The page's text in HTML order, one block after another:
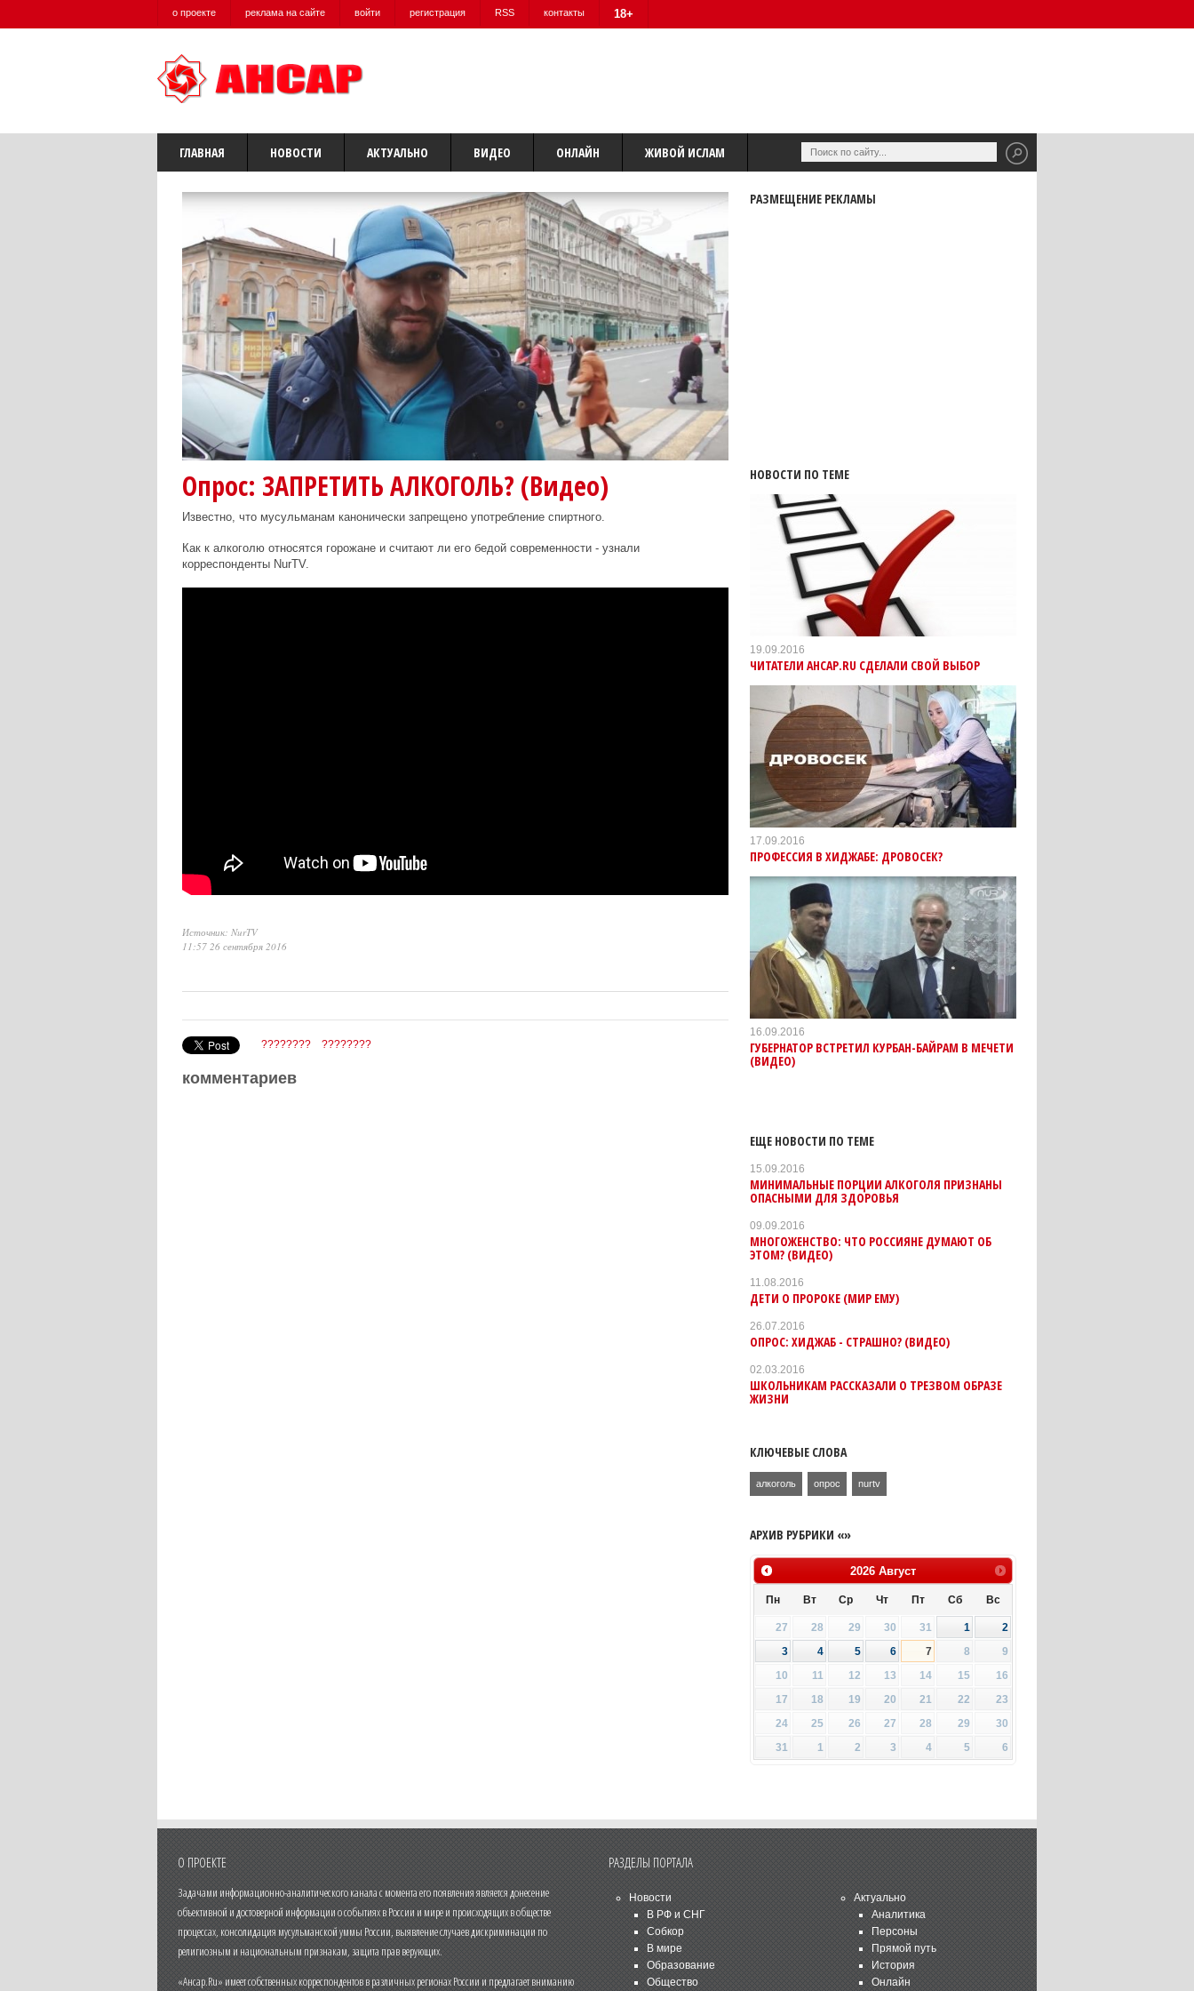
о проекте реклама на сайте войти регистрация RSS контакты 18+
ГЛАВНАЯ НОВОСТИ АКТУАЛЬНО ВИДЕО ОНЛАЙН ЖИВОЙ ИСЛАМ
Опрос: ЗАПРЕТИТЬ АЛКОГОЛЬ? (Видео)
Известно, что мусульманам канонически запрещено употребление спиртного.
Как к алкоголю относятся горожане и считают ли его бедой современности - узнали
корреспонденты NurTV.
Источник: NurTV
11:57 26 сентября 2016
???????? ????????
комментариев
РАЗМЕЩЕНИЕ РЕКЛАМЫ
НОВОСТИ ПО ТЕМЕ
19.09.2016
ЧИТАТЕЛИ АНСАР.RU СДЕЛАЛИ СВОЙ ВЫБОР
17.09.2016
ПРОФЕССИЯ В ХИДЖАБЕ: ДРОВОСЕК?
16.09.2016
ГУБЕРНАТОР ВСТРЕТИЛ КУРБАН-БАЙРАМ В МЕЧЕТИ
(ВИДЕО)
ЕЩЕ НОВОСТИ ПО ТЕМЕ
15.09.2016
МИНИМАЛЬНЫЕ ПОРЦИИ АЛКОГОЛЯ ПРИЗНАНЫ
ОПАСНЫМИ ДЛЯ ЗДОРОВЬЯ
09.09.2016
МНОГОЖЕНСТВО: ЧТО РОССИЯНЕ ДУМАЮТ ОБ
ЭТОМ? (ВИДЕО)
11.08.2016
ДЕТИ О ПРОРОКЕ (МИР ЕМУ)
26.07.2016
ОПРОС: ХИДЖАБ - СТРАШНО? (ВИДЕО)
02.03.2016
ШКОЛЬНИКАМ РАССКАЗАЛИ О ТРЕЗВОМ ОБРАЗЕ
ЖИЗНИ
КЛЮЧЕВЫЕ СЛОВА
алкоголь опрос nurtv
АРХИВ РУБРИКИ «»
2026 Август
Пн Вт Ср Чт Пт Сб Вс
27 28 29 30 31 1
2
3
4 5 6 7 8
9
10
11 12 13 14 15
16
17
18 19 20 21 22
23
24
25 26 27 28 29
30
31
1 2 3 4 5 6
О ПРОЕКТЕ
Задачами информационно-аналитического канала с момента его появления является донесение
объективной и достоверной информации о событиях в России и мире и происходящих в обществе
процессах, консолидация мусульманской уммы России, выявление случаев дискриминации по
религиозным и национальным признакам, защита прав верующих.
«Ансар.Ru» имеет собственных корреспондентов в различных регионах России и предлагает вниманию
РАЗДЕЛЫ ПОРТАЛА
Новости
В РФ и СНГ
Собкор
В мире
Образование
Общество
Актуально
Аналитика
Персоны
Прямой путь
История
Онлайн